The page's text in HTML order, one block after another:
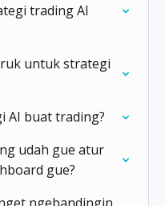
trading AI
untuk strategi
AI buat trading?
udah gue atur
gue?